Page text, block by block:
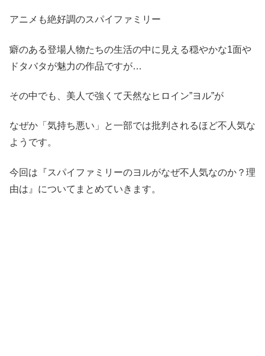
アニメも絶好調のスパイファミリー
癖のある登場人物たちの生活の中に見える穏やかな1面や
ドタバタが魅力の作品ですが…
その中でも、美人で強くて天然なヒロイン”ヨル”が
なぜか「気持ち悪い」と一部では批判されるほど不人気な
ようです。
今回は『スパイファミリーのヨルがなぜ不人気なのか？理
由は』についてまとめていきます。